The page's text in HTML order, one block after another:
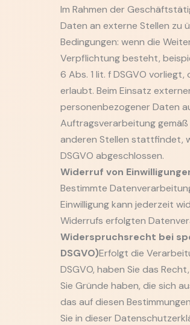
Im Rahmen der
Daten an externe Stellen zu
Bedingungen: wenn die
Verpflichtung besteht,
6 Abs. 1 lit. f DSGVO
erlaubt. Beim Einsatz
personenbezogener Daten
Auftragsverarbeitung gemäß
anderen Stellen stattfindet,
DSGVO abgeschlossen.
Widerruf von
Bestimmte
Einwilligung kann jederzeit
Widerrufs erfolgten
Widerspruchsrecht bei
DSGVO)Erfolgt die
DSGVO, haben Sie das
Sie Gründe haben, die sich
das auf diesen
Sie in dieser